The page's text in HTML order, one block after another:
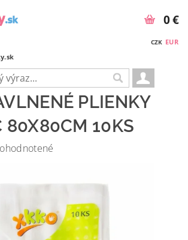
CZK EUR
0 €
PLIENKY
80X80CM 10KS